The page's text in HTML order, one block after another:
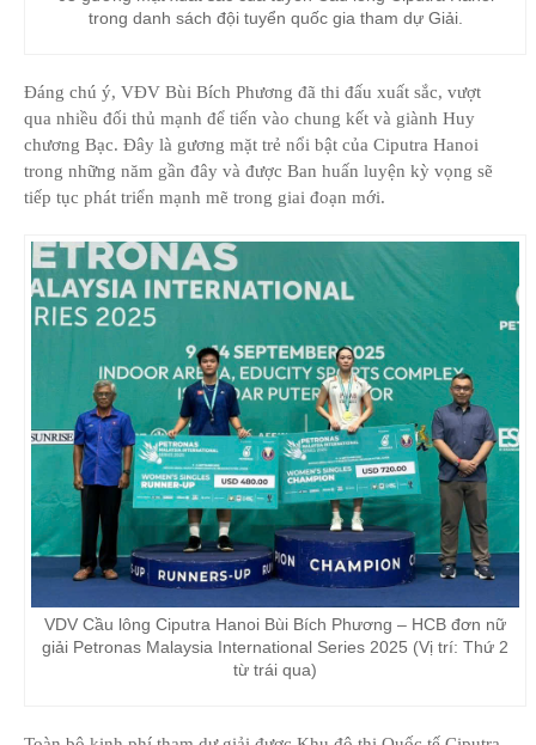
trong danh sách đội tuyển quốc gia tham dự Giải.
Đáng chú ý, VĐV Bùi Bích Phương đã thi đấu xuất sắc, vượt
qua nhiều đối thủ mạnh để tiến vào chung kết và giành Huy
chương Bạc. Đây là gương mặt trẻ nổi bật của Ciputra Hanoi
trong những năm gần đây và được Ban huấn luyện kỳ vọng sẽ
tiếp tục phát triển mạnh mẽ trong giai đoạn mới.
VDV Cầu lông Ciputra Hanoi Bùi Bích Phương – HCB đơn nữ
giải Petronas Malaysia International Series 2025 (Vị trí: Thứ 2
từ trái qua)